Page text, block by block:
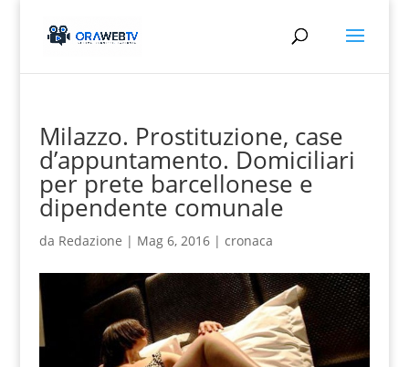
Milazzo. Prostituzione, case
d’appuntamento. Domiciliari
per prete barcellonese e
dipendente comunale
da Redazione | Mag 6, 2016| cronaca